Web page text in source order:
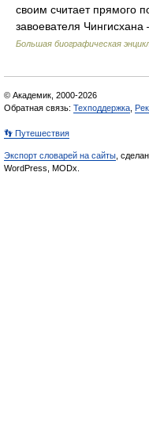
своим считает прямого
завоевателя
Большая биографическая
© Академик, 2000-2026
Обратная связь: Техподдержка
👣 Путешествия
Экспорт словарей на сайты ,
WordPress, MODx.